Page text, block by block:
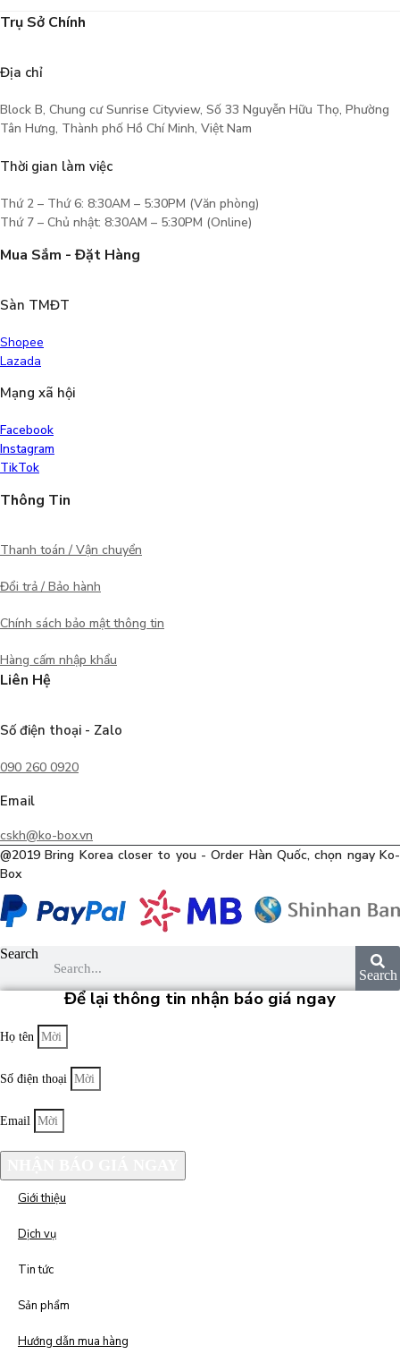
Trụ Sở Chính
Địa chỉ
Block B, Chung cư Sunrise Cityview, Số 33 Nguyễn Hữu Thọ, Phường
Tân Hưng, Thành phố Hồ Chí Minh, Việt Nam
Thời gian làm việc
Thứ 2 – Thứ 6: 8:30AM – 5:30PM (Văn phòng)
Thứ 7 – Chủ nhật: 8:30AM – 5:30PM (Online)
Mua Sắm - Đặt Hàng
Sàn TMĐT
Shopee
Lazada
Mạng xã hội
Facebook
Instagram
TikTok
Thông Tin
Thanh toán / Vận chuyển
Đổi trả / Bảo hành
Chính sách bảo mật thông tin
Hàng cấm nhập khẩu
Liên Hệ
Số điện thoại - Zalo
090 260 0920
Email
cskh@ko-box.vn
@2019 Bring Korea closer to you - Order Hàn Quốc, chọn ngay Ko-
Box
Search
Search
Để lại thông tin nhận báo giá ngay
Họ tên
Số điện thoại
Email
Giới thiệu
Dịch vụ
Tin tức
Sản phẩm
Hướng dẫn mua hàng